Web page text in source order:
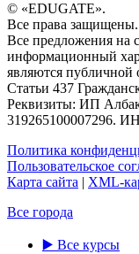
© «EDUGATE».
Все права защищены.
Все предложения на
информационный
являются публичной
Статьи 437
Реквизиты: ИП
319265100007296.
Политика
Пользовательское
Карта сайта | XML-
Все города
▶️ Все курсы